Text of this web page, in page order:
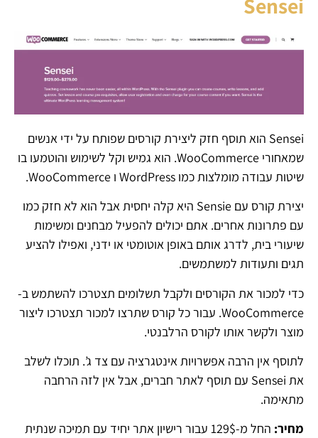
Sensei הוא תוסף חזק ליצירת קורסים שפותח על ידי אנשים
שמאחורי WooCommerce. הוא גמיש וקל לשימוש והוטמעו בו
שיטות עבודה מומלצות כמו WordPress ו WooCommerce.
יצירת קורס עם Sensie היא קלה יחסית אבל הוא לא חזק כמו
עם פתרונות אחרים. אתם יכולים להפעיל מבחנים ומשימות
שיעורי בית, לדרג אותם באופן אוטומטי או ידני, ואפילו להציע
תגים ותעודות למשתמשים.
כדי למכור את הקורסים ולקבל תשלומים תצטרכו להשתמש ב-
WooCommerce. עבור כל קורס שתרצו למכור תצטרכו ליצור
מוצר ולקשר אותו לקורס הרלבנטי.
לתוסף אין הרבה אפשרויות אינטגרציה עם צד ג’. תוכלו לשלב
את Sensei עם תוסף לאתר חברים, אבל אין לזה הרחבה
מתאימה.
מחיר:
החל מ-129$ עבור רישיון אתר יחיד עם תמיכה שנתית